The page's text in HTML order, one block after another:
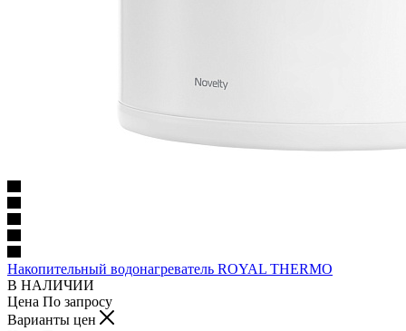
Накопительный водонагреватель ROYAL THERMO
В НАЛИЧИИ
Цена По запросу
Варианты цен